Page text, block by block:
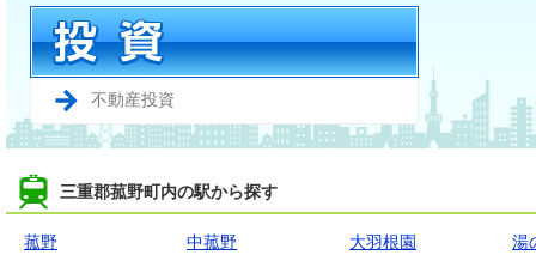
不動産投資
三重郡菰野町内の駅から探す
菰野 中菰野 大羽根園 湯